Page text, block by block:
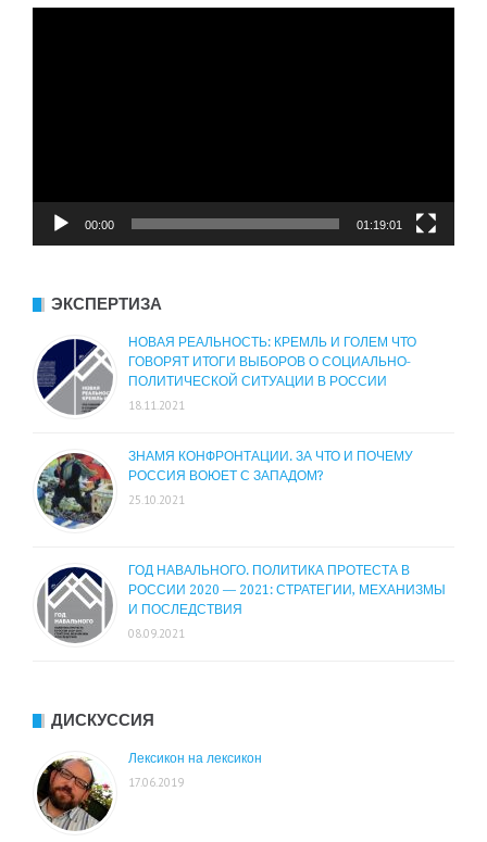
00:00 01:19:01
ЭКСПЕРТИЗА
НОВАЯ РЕАЛЬНОСТЬ: КРЕМЛЬ И ГОЛЕМ ЧТО
ГОВОРЯТ ИТОГИ ВЫБОРОВ О СОЦИАЛЬНО-
ПОЛИТИЧЕСКОЙ СИТУАЦИИ В РОССИИ
18.11.2021
ЗНАМЯ КОНФРОНТАЦИИ. ЗА ЧТО И ПОЧЕМУ
РОССИЯ ВОЮЕТ С ЗАПАДОМ?
25.10.2021
ГОД НАВАЛЬНОГО. ПОЛИТИКА ПРОТЕСТА В
РОССИИ 2020 — 2021: СТРАТЕГИИ, МЕХАНИЗМЫ
И ПОСЛЕДСТВИЯ
08.09.2021
ДИСКУССИЯ
Лексикон на лексикон
17.06.2019